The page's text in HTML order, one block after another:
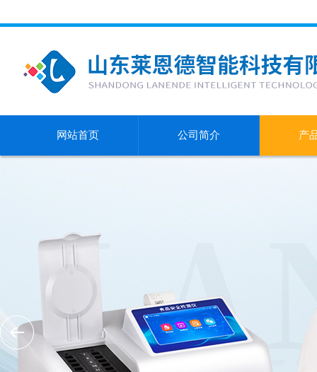
网站首页 公司简介 产